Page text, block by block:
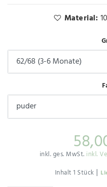
Material:
inkl. ges. MwSt. inkl.
Inhalt1 Stück |